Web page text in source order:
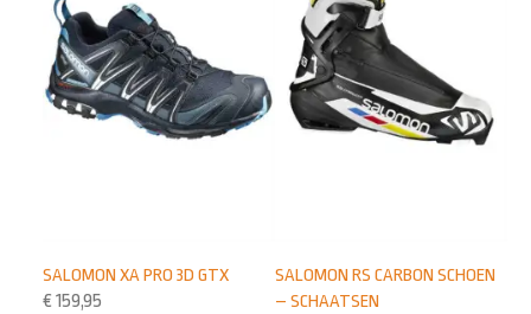
SALOMON RS CARBON SCHOEN
– SCHAATSEN
SALOMON XA PRO 3D GTX
€ 159,95